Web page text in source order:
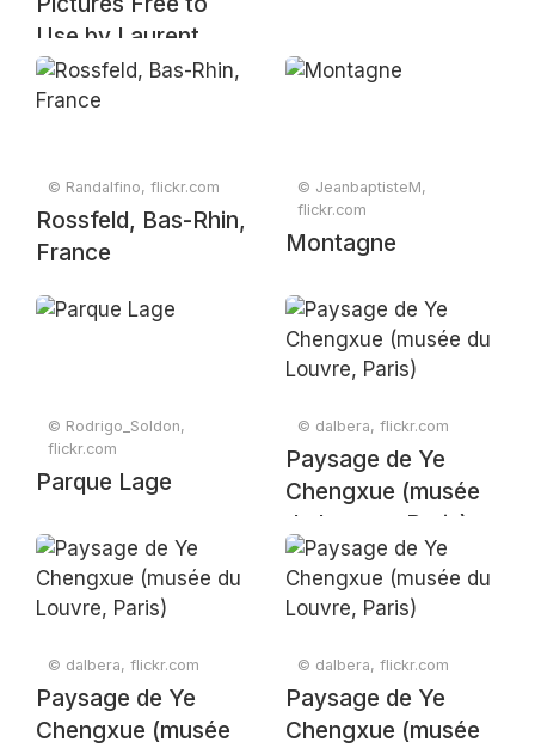
Use by Laurent
Guidali
© Randalfino, flickr.com
Rossfeld, Bas-Rhin,
France
© JeanbaptisteM,
flickr.com
Montagne
© Rodrigo_Soldon,
flickr.com
Parque Lage
© dalbera, flickr.com
Paysage de Ye
Chengxue (musée
du Louvre, Paris)
© dalbera, flickr.com
Paysage de Ye
Chengxue (musée
© dalbera, flickr.com
Paysage de Ye
Chengxue (musée